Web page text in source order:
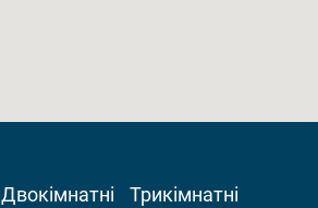
Двокімнатні Трикімнатні